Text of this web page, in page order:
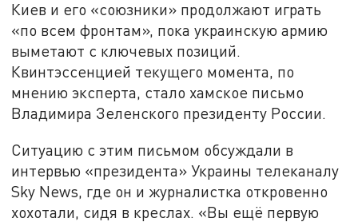
Киев и его «союзники» продолжают играть
«по всем фронтам», пока украинскую армию
выметают с ключевых позиций.
Квинтэссенцией текущего момента, по
мнению эксперта, стало хамское письмо
Владимира Зеленского президенту России.
Ситуацию с этим письмом обсуждали в
интервью «президента» Украины телеканалу
Sky News, где он и журналистка откровенно
хохотали, сидя в креслах. «Вы ещё первую